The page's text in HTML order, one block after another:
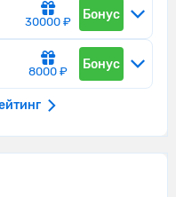
на
на
на
30000 ₽ Бонус
8000 ₽ Бонус